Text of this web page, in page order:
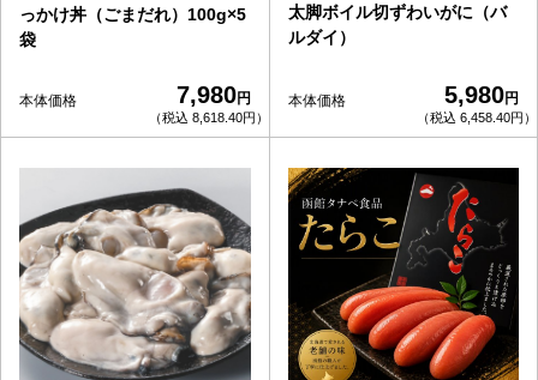
っかけ丼（ごまだれ）100g×5
袋
本体価格 7,980円
（税込 8,618.40円）
太脚ボイル切ずわいがに（バ
ルダイ）
本体価格 5,980円
（税込 6,458.40円）